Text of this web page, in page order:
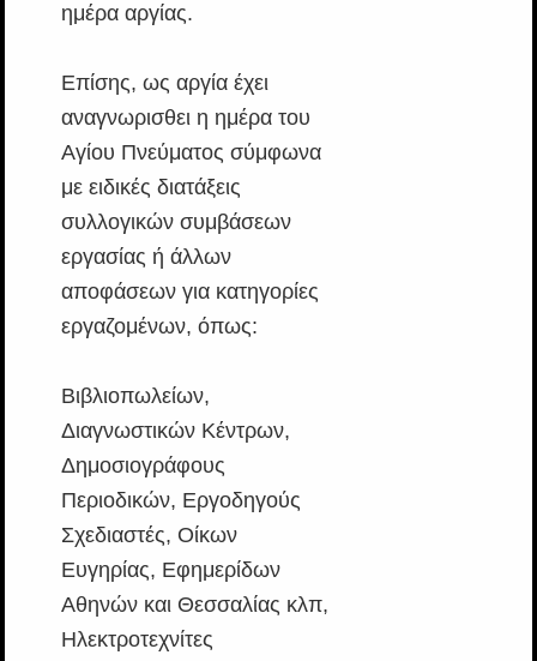
ημέρα αργίας.
Επίσης, ως αργία έχει
αναγνωρισθει η ημέρα του
Αγίου Πνεύματος σύμφωνα
με ειδικές διατάξεις
συλλογικών συμβάσεων
εργασίας ή άλλων
αποφάσεων για κατηγορίες
εργαζομένων, όπως:
Βιβλιοπωλείων,
Διαγνωστικών Κέντρων,
Δημοσιογράφους
Περιοδικών, Εργοδηγούς
Σχεδιαστές, Οίκων
Ευγηρίας, Εφημερίδων
Αθηνών και Θεσσαλίας κλπ,
Ηλεκτροτεχνίτες